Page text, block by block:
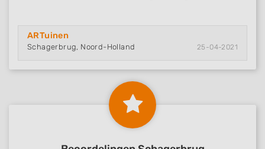
ARTuinen
Schagerbrug, Noord-Holland 25-04-2021